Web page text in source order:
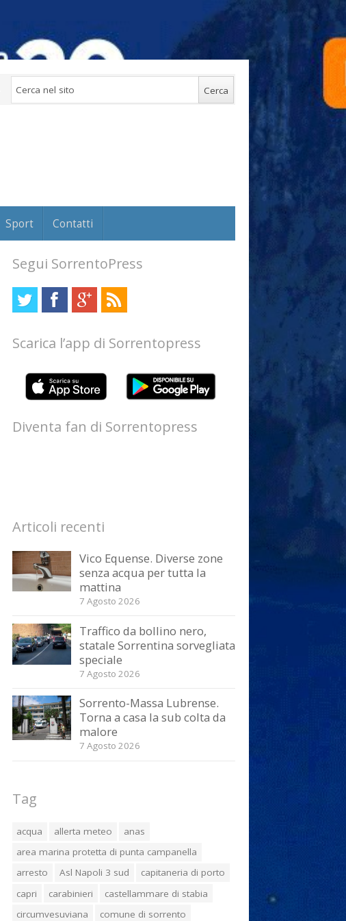
Sport Contatti
Segui SorrentoPress
Scarica l’app di Sorrentopress
Diventa fan di Sorrentopress
Articoli recenti
Vico Equense. Diverse zone
senza acqua per tutta la
mattina
7 Agosto 2026
Traffico da bollino nero,
statale Sorrentina sorvegliata
speciale
7 Agosto 2026
Sorrento-Massa Lubrense.
Torna a casa la sub colta da
malore
7 Agosto 2026
Tag
acqua allerta meteo
anas
area marina protetta di punta campanella
arresto
Asl Napoli 3 sud
capitaneria di porto
capri
carabinieri
castellammare di stabia
circumvesuviana
comune di sorrento